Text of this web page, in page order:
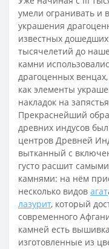
умели огранивать и
украшения
известных
тысячелетий до
камни
драгоценных венцах,
как элементы
накладок на
Прекраснейший
древних индусов
центров Древней
вытканный с
густо расшит
камнями: на нём
несколько видов агат
лазурит, который
современного
камней есть вышивка
изготовленные из